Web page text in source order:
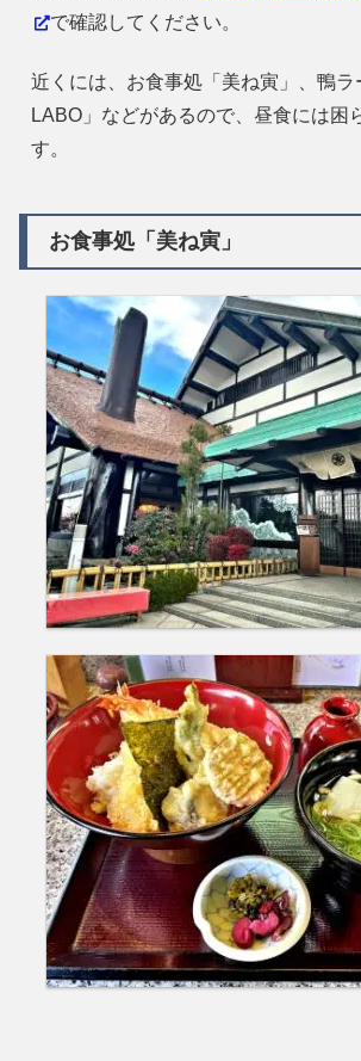
で確認してください。
近くには、お食事処「美ね寅」、鴨ラ
LABO」などがあるので、昼食には困
す。
お食事処「美ね寅」